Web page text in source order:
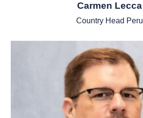
Carmen Lecca
Country Head Peru